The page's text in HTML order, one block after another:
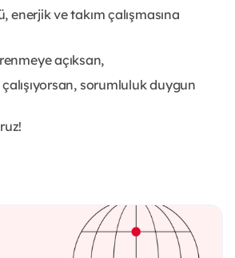
enerjik ve takım çalışmasına
açıksan,
sorumluluk duygun